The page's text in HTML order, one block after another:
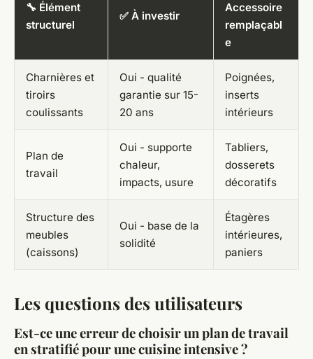
🔧 Élément
structurel
✅ À investir
Accessoire
remplaçabl
e
Charnières et
tiroirs
coulissants
Oui - qualité
garantie sur 15-
20 ans
Poignées,
inserts
intérieurs
Plan de
travail
Oui - supporte
chaleur,
impacts, usure
Tabliers,
dosserets
décoratifs
Structure des
meubles
(caissons)
Oui - base de la
solidité
Étagères
intérieures,
paniers
Les questions des utilisateurs
Est-ce une erreur de choisir un plan de travail
en stratifié pour une cuisine intensive ?